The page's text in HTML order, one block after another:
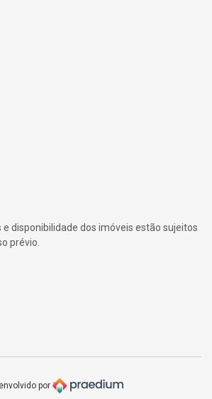
e disponibilidade dos imóveis estão sujeitos
prévio.
por